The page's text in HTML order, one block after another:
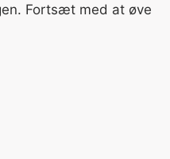
Fortsæt med at øve